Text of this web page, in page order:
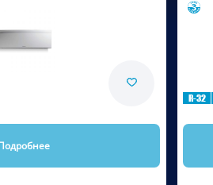
R-32